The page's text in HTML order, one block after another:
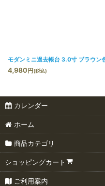
モダンミニ過去帳台 3.0寸 ブラウン
4,980 円 (税込)
カレンダー
ホーム
商品カテゴリ
ショッピングカート
ご利用案内